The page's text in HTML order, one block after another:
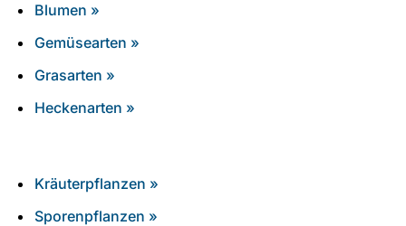
Blumen »
Gemüsearten »
Grasarten »
Heckenarten »
Kräuterpflanzen »
Sporenpflanzen »